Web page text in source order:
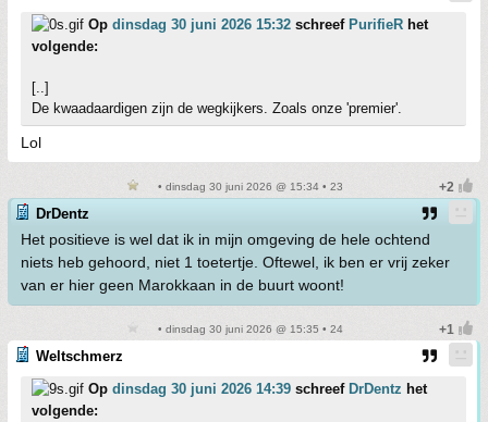
Op dinsdag 30 juni 2026 15:32 schreef PurifieR het
volgende:
[..]
De kwaadaardigen zijn de wegkijkers. Zoals onze 'premier'.
Lol
• dinsdag 30 juni 2026 @ 15:34 • 23
DrDentz
Het positieve is wel dat ik in mijn omgeving de hele ochtend
niets heb gehoord, niet 1 toetertje. Oftewel, ik ben er vrij zeker
van er hier geen Marokkaan in de buurt woont!
• dinsdag 30 juni 2026 @ 15:35 • 24
Weltschmerz
Op dinsdag 30 juni 2026 14:39 schreef DrDentz het
volgende: